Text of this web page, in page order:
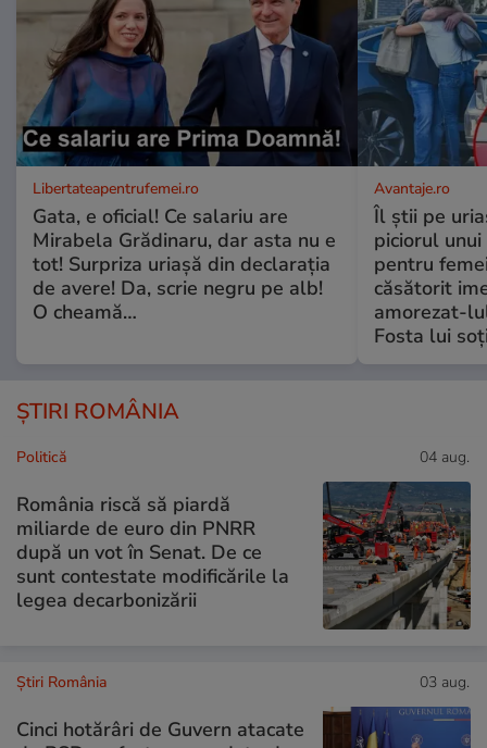
Libertateapentrufemei.ro
Gata, e oficial! Ce salariu are
Mirabela Grădinaru, dar asta nu e
tot! Surpriza uriașă din declarația
de avere! Da, scrie negru pe alb!
O cheamă…
Avantaje.ro
Îl știi pe
piciorul
pentru
căsătorit
amorezat-
Fosta lui
ȘTIRI ROMÂNIA
Politică 04 aug.
România riscă să piardă
miliarde de euro din PNRR
după un vot în Senat. De ce
sunt contestate modificările la
legea decarbonizării
Știri România 03 aug.
Cinci hotărâri de Guvern atacate